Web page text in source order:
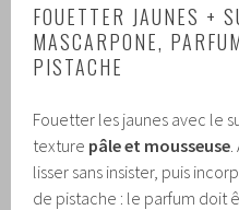
FOUETTER JAUNES +
MASCARPONE,
PISTACHE
Fouetter les jaunes avec le
texture pâle et mousseuse
lisser sans insister, puis
de pistache : le parfum doit